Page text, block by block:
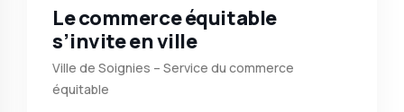
Le commerce équitable
s’invite en ville
Ville de Soignies – Service du commerce
équitable